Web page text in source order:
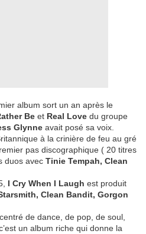
album sort un an après le
Be et Real Love du groupe
Glynne avait posé sa voix.
à la crinière de feu au gré
pas discographique ( 20 titres
duos avec Tinie Tempah, Clean
I Cry When I Laugh est produit
Clean Bandit, Gorgon
de dance, de pop, de soul,
un album riche qui donne la